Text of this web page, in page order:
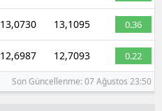
13,0730 13,1095 0.36
12,6987 12,7093 0.22
Son Güncellenme: 07 Ağustos 23:50